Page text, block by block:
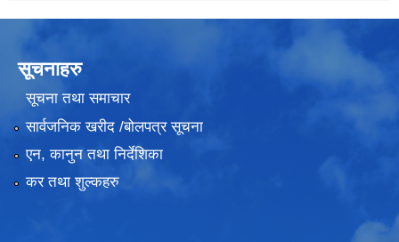
सूचनाहरु
सूचना तथा समाचार
सार्वजनिक खरीद /बोलपत्र सूचना
एन, कानुन तथा निर्देशिका
कर तथा शुल्कहरु